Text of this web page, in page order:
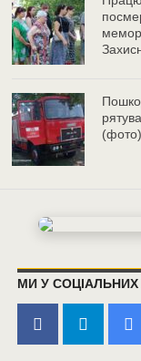
(фото)
МИ У